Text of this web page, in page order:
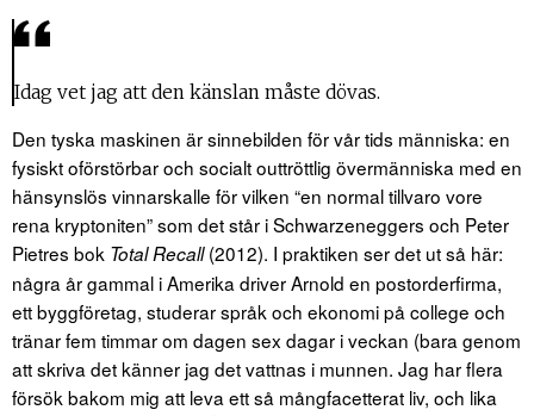
Idag vet jag att den känslan måste dövas.
Den tyska maskinen är sinnebilden för vår tids människa: en
fysiskt oförstörbar och socialt outtröttlig övermänniska med en
hänsynslös vinnarskalle för vilken “en normal tillvaro vore
rena kryptoniten” som det står i Schwarzeneggers och Peter
Pietres bok Total Recall(2012). I praktiken ser det ut så här:
några år gammal i Amerika driver Arnold en postorderfirma,
ett byggföretag, studerar språk och ekonomi på college och
tränar fem timmar om dagen sex dagar i veckan (bara genom
att skriva det känner jag det vattnas i munnen. Jag har flera
försök bakom mig att leva ett så mångfacetterat liv, och lika